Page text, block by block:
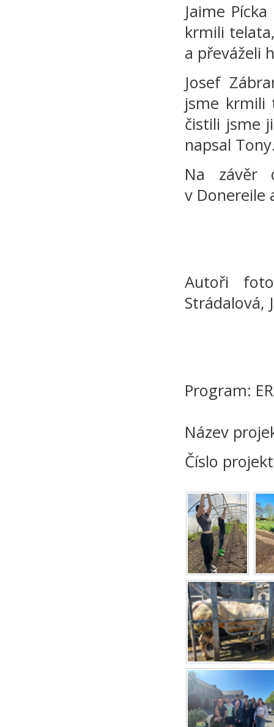
Jaime
krmili
a převáželi
Josef
jsme krmili
čistili jsme
napsal
Na závěr
v Donereile
Autoři
Strádalová,
Program:
Název
Číslo